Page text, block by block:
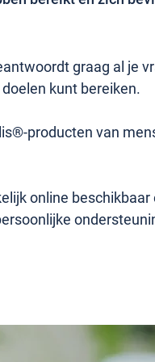
graag al je
kunt bereiken.
producten van
online beschikbaar